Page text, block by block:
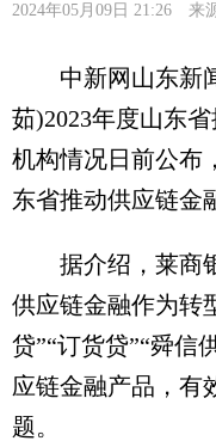
2024年05月09日 21:26 来
中新网山东新闻
茹)2023年度山东
机构情况日前公布
东省推动供应链金
据介绍，莱商银
供应链金融作为转
贷”“订货贷”“舜信
应链金融产品，有
题。